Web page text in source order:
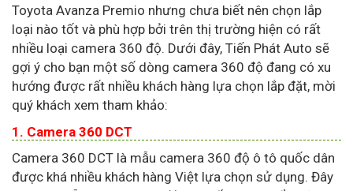
Toyota Avanza Premio nhưng chưa biết nên chọn lắp
loại nào tốt và phù hợp bởi trên thị trường hiện có rất
nhiều loại camera 360 độ. Dưới đây, Tiến Phát Auto sẽ
gợi ý cho bạn một số dòng camera 360 độ đang có xu
hướng được rất nhiều khách hàng lựa chọn lắp đặt, mời
quý khách xem tham khảo:
1. Camera 360 DCT
Camera 360 DCT là mẫu camera 360 độ ô tô quốc dân
được khá nhiều khách hàng Việt lựa chọn sử dụng. Đây